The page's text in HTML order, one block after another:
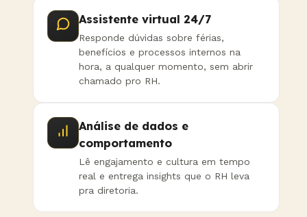
Assistente virtual 24/7
Responde dúvidas sobre férias,
benefícios e processos internos na
hora, a qualquer momento, sem abrir
chamado pro RH.
Análise de dados e
comportamento
Lê engajamento e cultura em tempo
real e entrega insights que o RH leva
pra diretoria.